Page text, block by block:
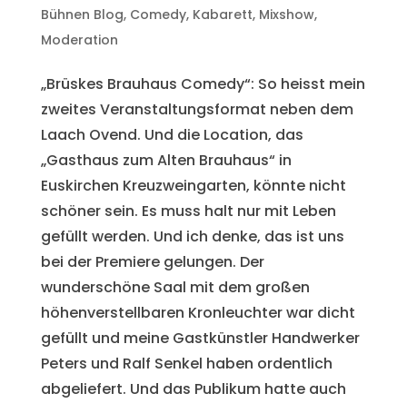
Bühnen Blog, Comedy, Kabarett, Mixshow,
Moderation
„Brüskes Brauhaus Comedy“: So heisst mein
zweites Veranstaltungsformat neben dem
Laach Ovend. Und die Location, das
„Gasthaus zum Alten Brauhaus“ in
Euskirchen Kreuzweingarten, könnte nicht
schöner sein. Es muss halt nur mit Leben
gefüllt werden. Und ich denke, das ist uns
bei der Premiere gelungen. Der
wunderschöne Saal mit dem großen
höhenverstellbaren Kronleuchter war dicht
gefüllt und meine Gastkünstler Handwerker
Peters und Ralf Senkel haben ordentlich
abgeliefert. Und das Publikum hatte auch